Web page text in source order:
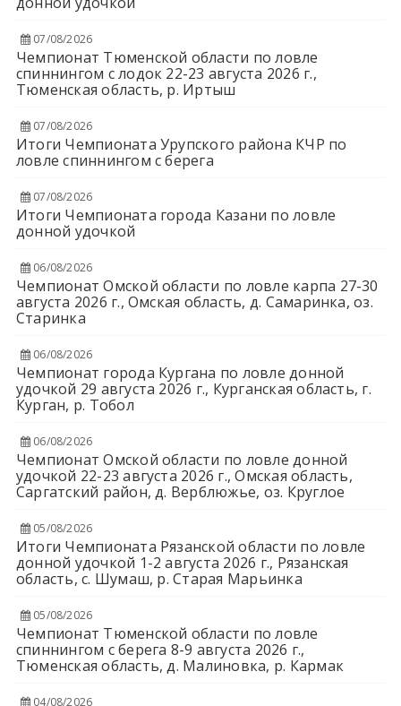
07/08/2026
Чемпионат Тюменской области по ловле
спиннингом с лодок 22-23 августа 2026 г.,
Тюменская область, р. Иртыш
07/08/2026
Итоги Чемпионата Урупского района КЧР по
ловле спиннингом с берега
07/08/2026
Итоги Чемпионата города Казани по ловле
донной удочкой
06/08/2026
Чемпионат Омской области по ловле карпа 27-30
августа 2026 г., Омская область, д. Самаринка, оз.
Старинка
06/08/2026
Чемпионат города Кургана по ловле донной
удочкой 29 августа 2026 г., Курганская область, г.
Курган, р. Тобол
06/08/2026
Чемпионат Омской области по ловле донной
удочкой 22-23 августа 2026 г., Омская область,
Саргатский район, д. Верблюжье, оз. Круглое
05/08/2026
Итоги Чемпионата Рязанской области по ловле
донной удочкой 1-2 августа 2026 г., Рязанская
область, с. Шумаш, р. Старая Марьинка
05/08/2026
Чемпионат Тюменской области по ловле
спиннингом с берега 8-9 августа 2026 г.,
Тюменская область, д. Малиновка, р. Кармак
04/08/2026